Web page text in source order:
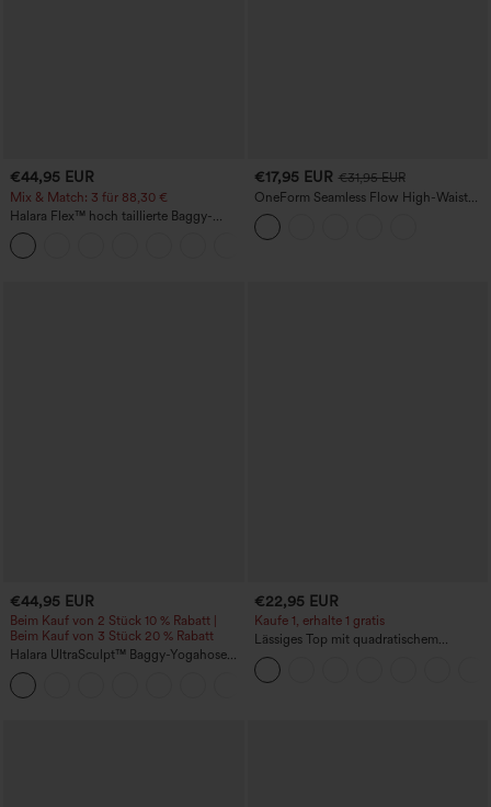
€44,95 EUR
Mix & Match: 3 für 88,30 €
Halara Flex™ hoch taillierte Baggy-
Jeans mit Taschen, weitem Bein,
stonewashed, lässig
€17,95 EUR €31,95 EUR
OneForm Seamless Flow High-Waist
Yogaleggings – nahtlos, mit hoher
Taille, bauchformend und mit
Hebeeffekt für den Po
€44,95 EUR
Beim Kauf von 2 Stück 10 % Rabatt |
Beim Kauf von 3 Stück 20 % Rabatt
Halara UltraSculpt™ Baggy-Yogahose
mit hohem Bund, Bauchkontrolle,
Color-Block-Streifen und Taschen
€22,95 EUR
Kaufe 1, erhalte 1 gratis
Lässiges Top mit quadratischem
Ausschnitt und kurzen Ärmeln